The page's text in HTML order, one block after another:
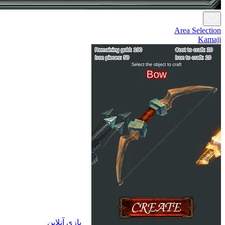
Area Selection
Kamaji
بازی آنلاین